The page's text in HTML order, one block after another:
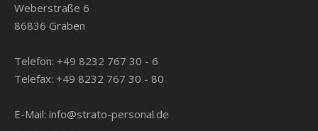
Weberstraße 6
86836 Graben
Telefon: +49 8232 767 30 - 6
Telefax: +49 8232 767 30 - 80
E-Mail: info@strato-personal.de